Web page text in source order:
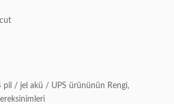
pil / jel akü / UPS ürününün Rengi,